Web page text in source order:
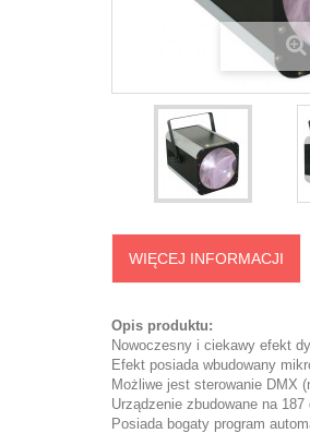
WIĘCEJ INFORMACJI
Opis produktu:
Nowoczesny i ciekawy efekt
Efekt posiada wbudowany
Możliwe jest sterowanie DMX
Urządzenie zbudowane na
Posiada bogaty program